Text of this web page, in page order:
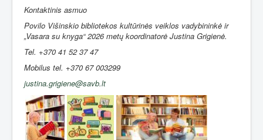
Kontaktinis asmuo
Povilo Višinskio bibliotekos kultūrinės veiklos vadybininkė ir
„Vasara su knyga“ 2026 metų koordinatorė Justina Grigienė.
Tel. +370 41 52 37 47
Mobilus tel. +370 67 003299
justina.grigiene@savb.lt